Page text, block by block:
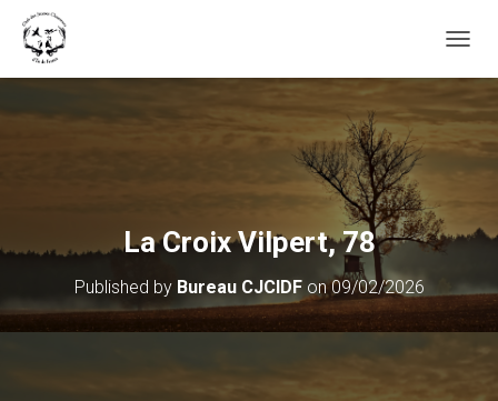
La Croix Vilpert, 78
Published by Bureau CJCIDFon09/02/2026